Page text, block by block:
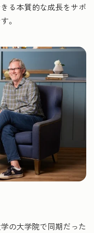
る本質的な成長をサポ
。
の大学院で同期だった